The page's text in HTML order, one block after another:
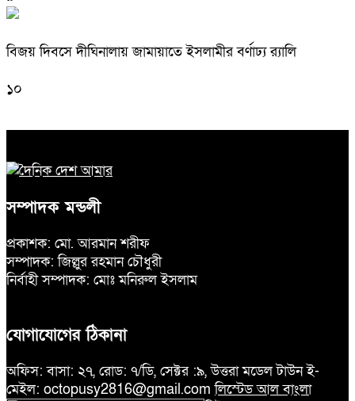
বিজয় দিবসে দীঘিনালায় জামায়াতে ইসলামীর বর্ণাঢ্য র‍্যালি
১০
সম্পাদক মন্ডলী
প্রকাশক: মো. আরমান শরীফ
সম্পাদক: জিল্লুর রহমান চৌধুরী
নির্বাহী সম্পাদক: মোঃ মনিরুল ইসলাম
যোগাযোগের ঠিকানা
অফিস: বাসা: ২৭, রোড: ৭/ডি, সেক্টর :৯, উত্তরা মডেল টাউন ই-
মেইল: octopusy2816@gmail.comলিস্টেড আল বাংলা